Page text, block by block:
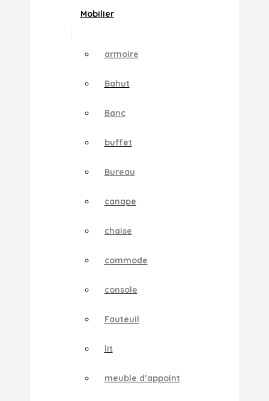
Mobilier
armoire
Bahut
Banc
buffet
Bureau
canape
chaise
commode
console
Fauteuil
lit
meuble d’appoint